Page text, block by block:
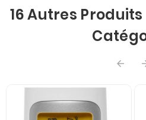
16 Autres
